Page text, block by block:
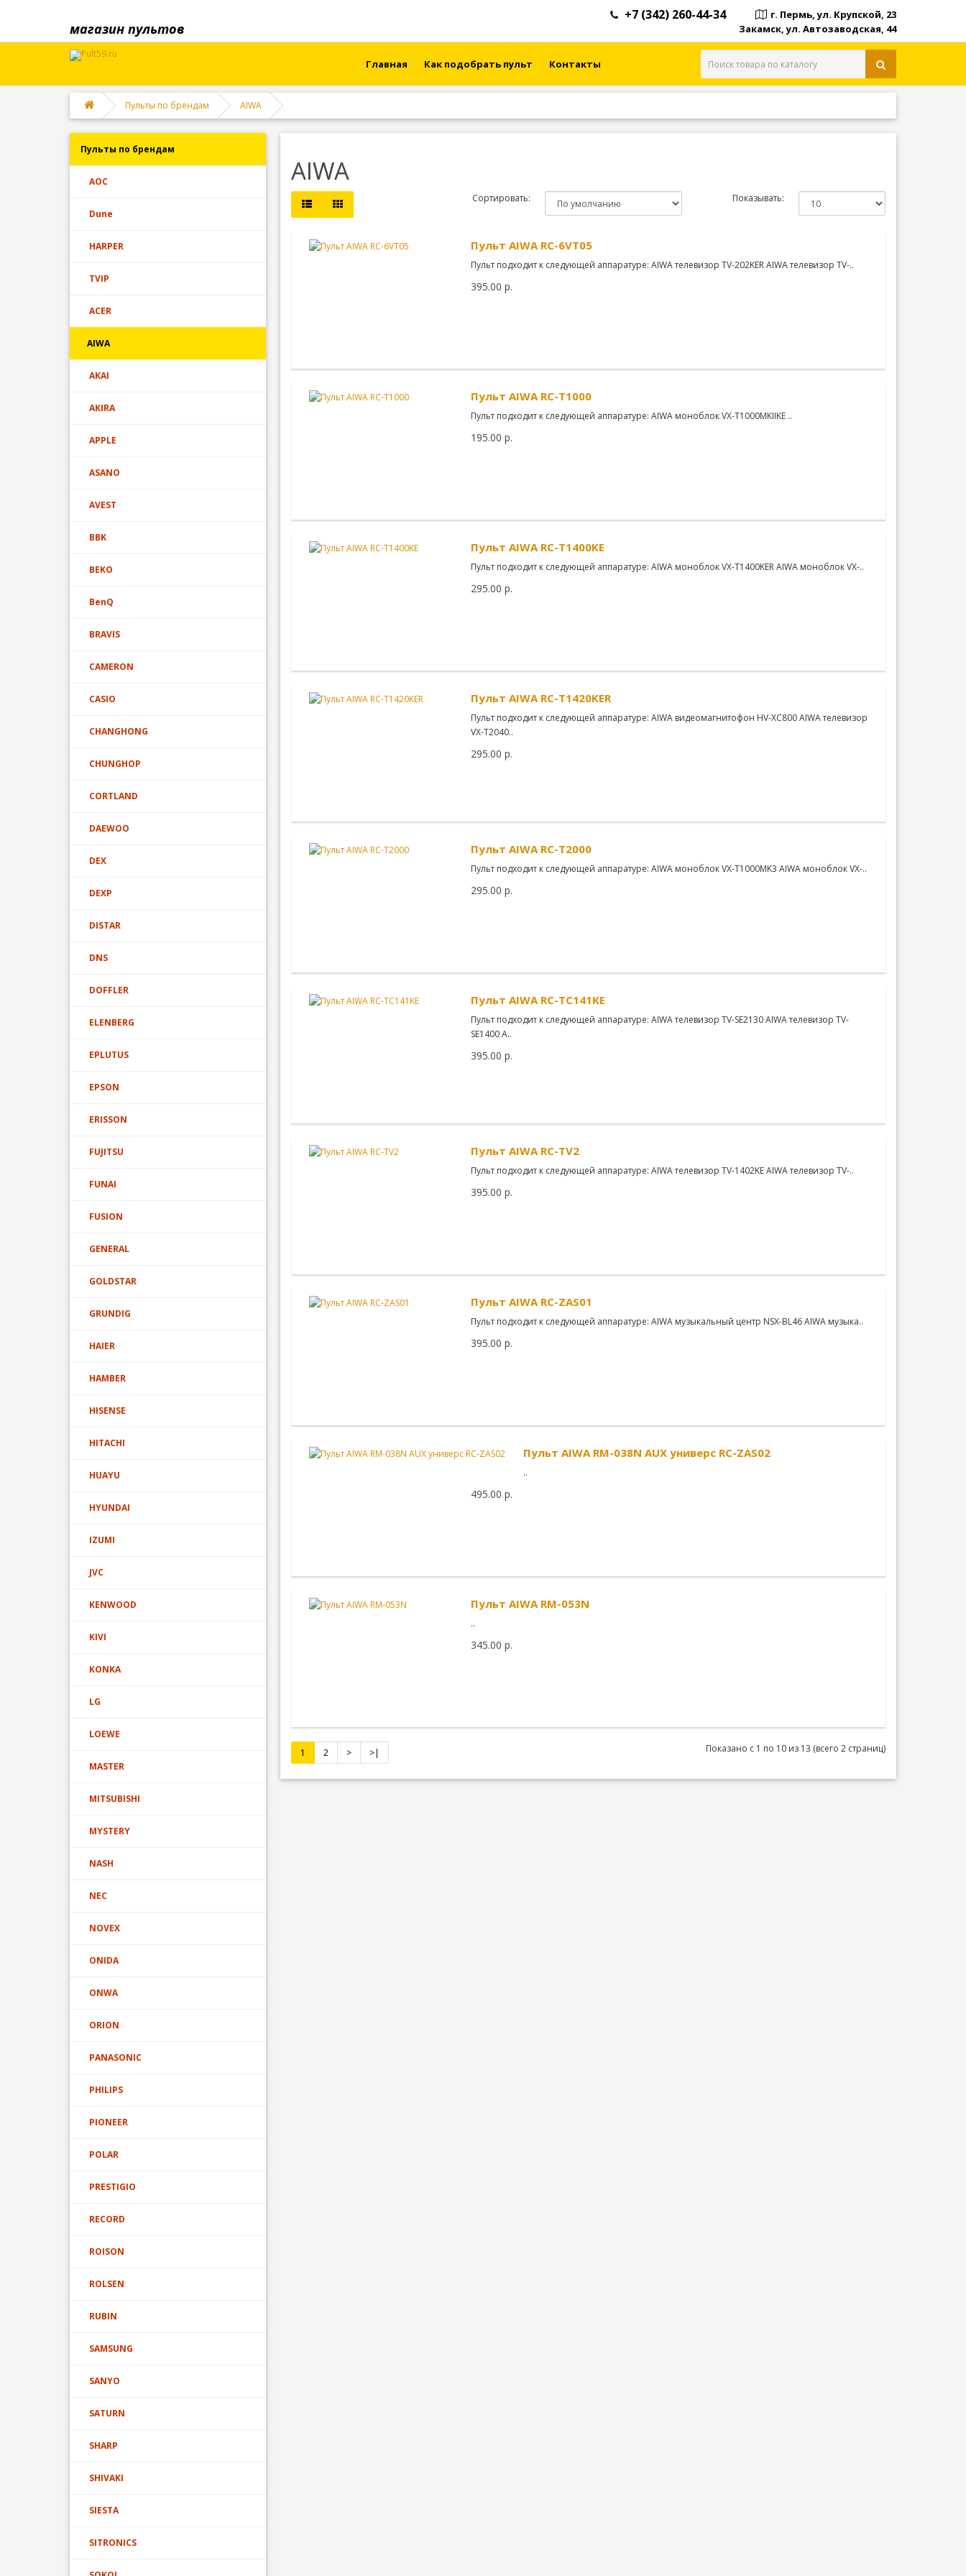
магазин пультов
+7 (342) 260-44-34
г. Пермь, ул. Крупской, 23
Закамск, ул. Автозаводская, 44
Главная Как подобрать пульт Контакты
Пульты по брендам AIWA
Пульты по брендам
AOC
Dune
HARPER
TVIP
ACER
AIWA
AKAI
AKIRA
APPLE
ASANO
AVEST
BBK
BEKO
BenQ
BRAVIS
CAMERON
CASIO
CHANGHONG
CHUNGHOP
CORTLAND
DAEWOO
DEX
DEXP
DISTAR
DNS
DOFFLER
ELENBERG
EPLUTUS
EPSON
ERISSON
FUJITSU
FUNAI
FUSION
GENERAL
GOLDSTAR
GRUNDIG
HAIER
HAMBER
HISENSE
HITACHI
HUAYU
HYUNDAI
IZUMI
JVC
KENWOOD
KIVI
KONKA
LG
LOEWE
MASTER
MITSUBISHI
MYSTERY
NASH
NEC
NOVEX
ONIDA
ONWA
ORION
PANASONIC
PHILIPS
PIONEER
POLAR
PRESTIGIO
RECORD
ROISON
ROLSEN
RUBIN
SAMSUNG
SANYO
SATURN
SHARP
SHIVAKI
SIESTA
SITRONICS
AIWA
Сортировать: Показывать:
Пульт AIWA RC-6VT05
Пульт подходит к следующей аппаратуре: AIWA телевизор TV-202KER AIWA телевизор TV-..
395.00 р.
Пульт AIWA RC-T1000
Пульт подходит к следующей аппаратуре: AIWA моноблок VX-T1000MKIIKE ..
195.00 р.
Пульт AIWA RC-T1400KE
Пульт подходит к следующей аппаратуре: AIWA моноблок VX-T1400KER AIWA моноблок VX-..
295.00 р.
Пульт AIWA RC-T1420KER
Пульт подходит к следующей аппаратуре: AIWA видеомагнитофон HV-XC800 AIWA телевизор
VX-T2040..
295.00 р.
Пульт AIWA RC-T2000
Пульт подходит к следующей аппаратуре: AIWA моноблок VX-T1000MK3 AIWA моноблок VX-..
295.00 р.
Пульт AIWA RC-TC141KE
Пульт подходит к следующей аппаратуре: AIWA телевизор TV-SE2130 AIWA телевизор TV-
SE1400 A..
395.00 р.
Пульт AIWA RC-TV2
Пульт подходит к следующей аппаратуре: AIWA телевизор TV-1402KE AIWA телевизор TV-..
395.00 р.
Пульт AIWA RC-ZAS01
Пульт подходит к следующей аппаратуре: AIWA музыкальный центр NSX-BL46 AIWA музыка..
395.00 р.
Пульт AIWA RM-038N AUX универс RC-ZAS02
..
495.00 р.
Пульт AIWA RM-053N
..
345.00 р.
1 2 > >| Показано с 1 по 10 из 13 (всего 2 страниц)